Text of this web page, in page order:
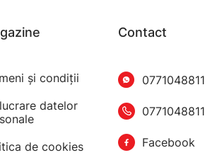
şi condiţii
datelor
de cookies
Contact
0771048811
0771048811
Facebook